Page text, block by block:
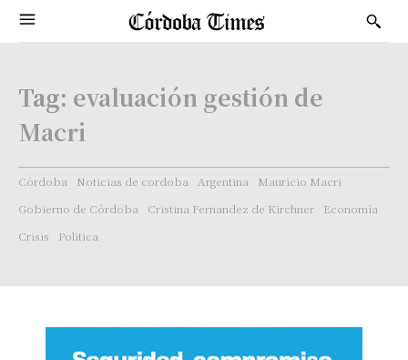
Tag: evaluación gestión de
Macri
Córdoba Noticias de cordoba Argentina
Mauricio Macri
Gobierno de Córdoba
Cristina Fernandez de Kirchner
Economía
Crisis
Politica